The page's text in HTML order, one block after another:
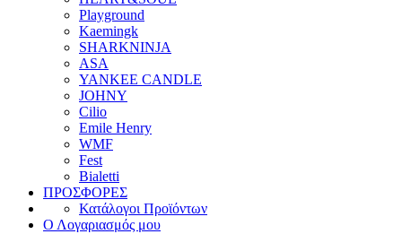
Playground
Kaemingk
SHARKNINJA
ASA
YANKEE CANDLE
JOHNY
Cilio
Emile Henry
WMF
Fest
Bialetti
ΠΡΟΣΦΟΡΕΣ
Κατάλογοι Προϊόντων
Ο Λογαριασμός μου